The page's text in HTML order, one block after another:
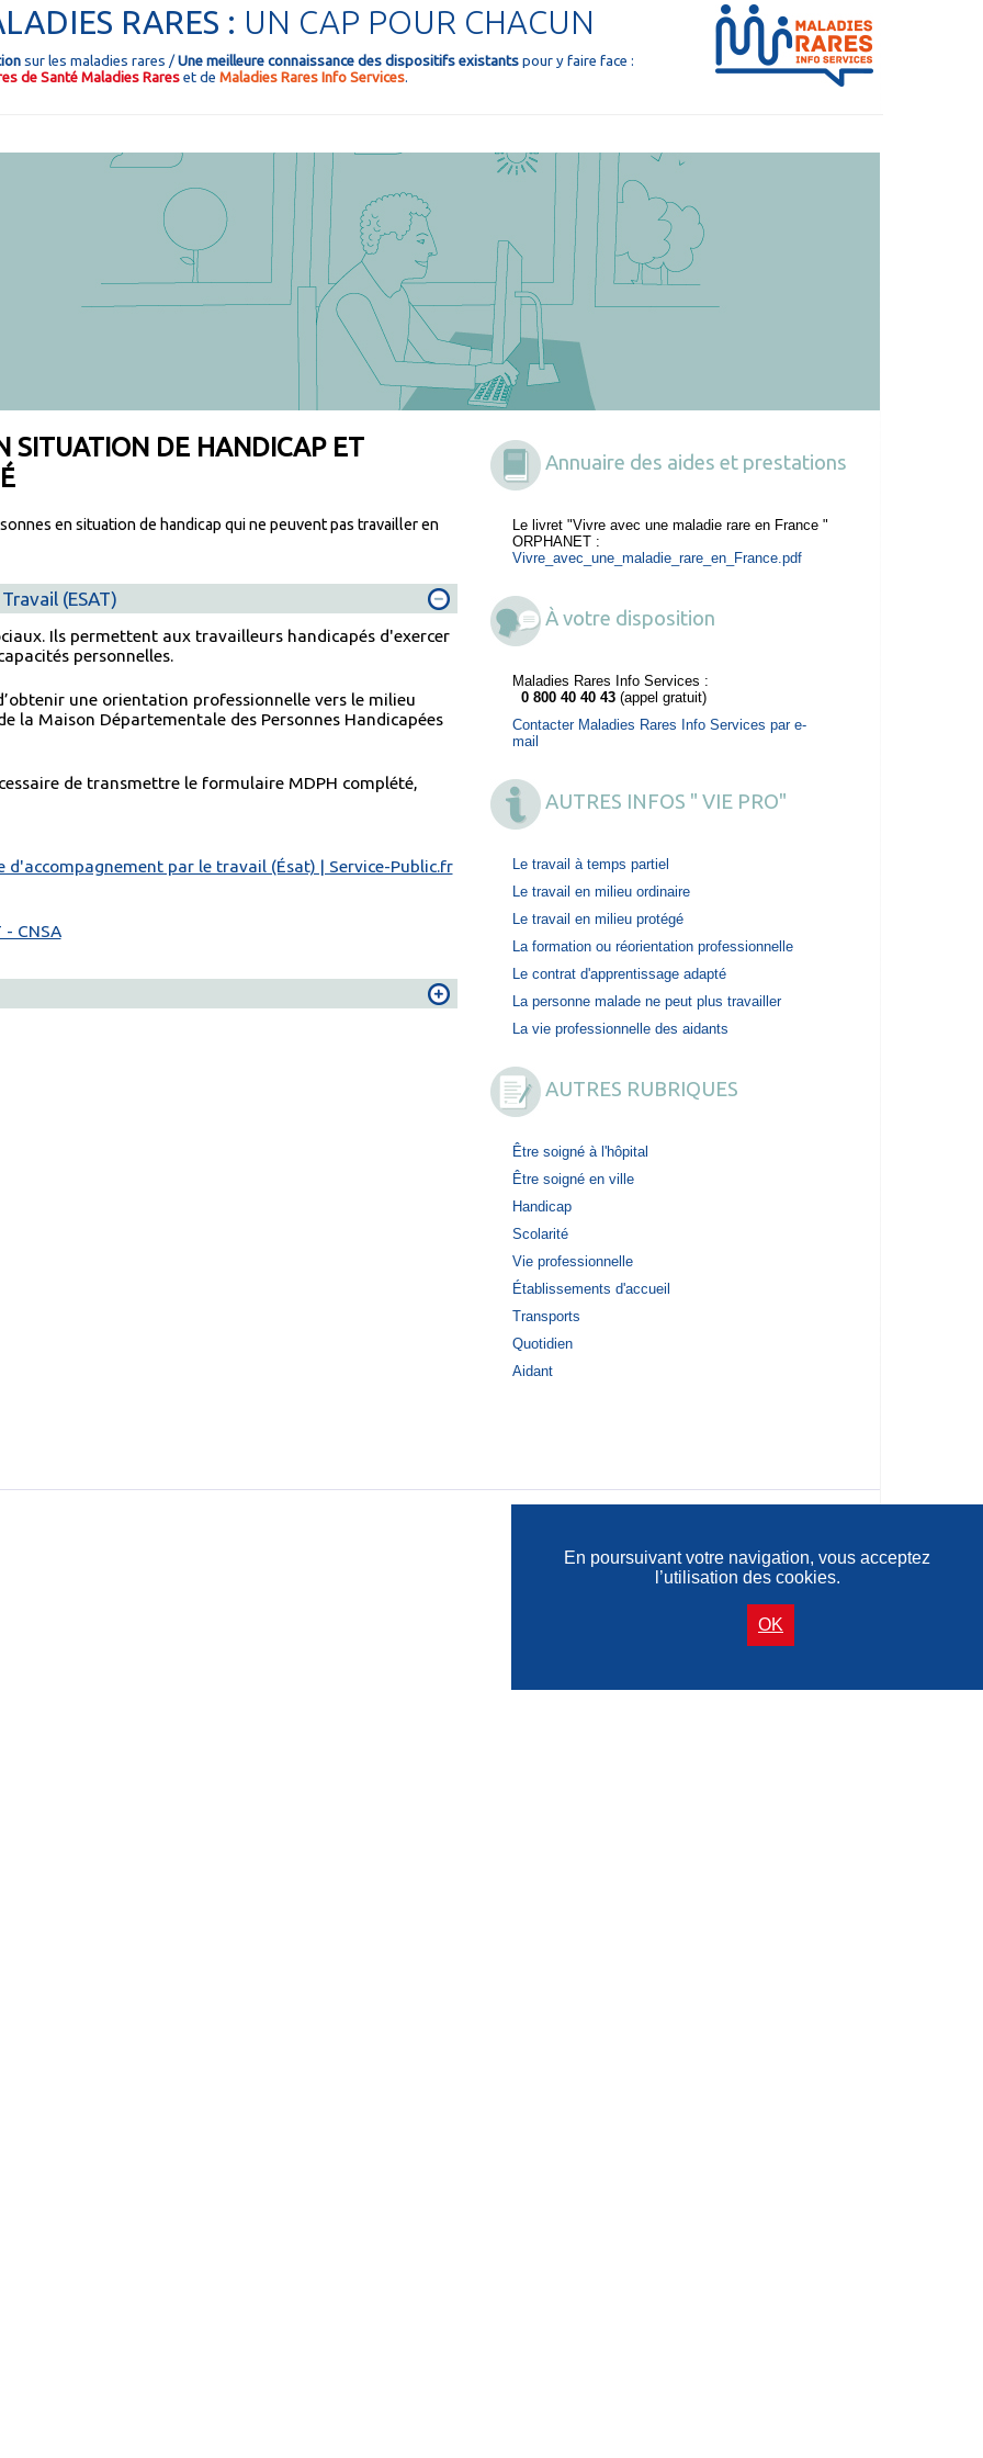
RARES : UN CAP POUR CHACUN
sur les maladies rares / Une meilleure connaissance des dispositifs existantspour y faire face :
de Santé Maladies Rareset de Maladies Rares Info Services.
SITUATION DE HANDICAP ET
en situation de handicap qui ne peuvent pas travailler en
(ESAT)
Ils permettent aux travailleurs handicapés d'exercer
personnelles.
une orientation professionnelle vers le milieu
la Maison Départementale des Personnes Handicapées
de transmettre le formulaire MDPH complété,
par le travail (Ésat) | Service-Public.fr
CNSA
Annuaire des aides et prestations
Le livret "Vivre avec une maladie rare en France "
ORPHANET :
Vivre_avec_une_maladie_rare_en_France.pdf
À votre disposition
Maladies Rares Info Services :
0 800 40 40 43(appel gratuit)
Contacter Maladies Rares Info Services par e-
mail
AUTRES INFOS " VIE PRO"
Le travail à temps partiel
Le travail en milieu ordinaire
Le travail en milieu protégé
La formation ou réorientation professionnelle
Le contrat d'apprentissage adapté
La personne malade ne peut plus travailler
La vie professionnelle des aidants
AUTRES RUBRIQUES
Être soigné à l'hôpital
Être soigné en ville
Handicap
Scolarité
Vie professionnelle
Établissements d'accueil
Transports
Quotidien
Aidant
En poursuivant votre navigation, vous acceptez
l’utilisation des cookies.
OK